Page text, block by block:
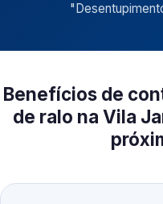
"
Benefícios de
de ralo na Vila